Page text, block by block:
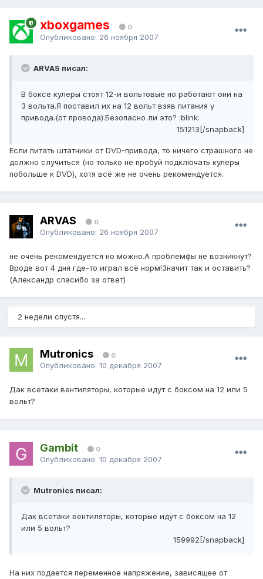
xboxgames 0
Опубликовано: 26 ноября 2007
ARVAS писал:
В боксе кулеры стоят 12-и вольтовые но работают они на
3 вольта.Я поставил их на 12 вольт взяв питания у
привода.(от провода).Безопасно ли это? :blink:
151213[/snapback]
Если питать штатники от DVD-привода, то ничего страшного не
должно случиться (но только не пробуй подключать кулеры
побольше к DVD), хотя всё же не очень рекомендуется.
ARVAS 0
Опубликовано: 26 ноября 2007
не очень рекомендуется но можно.А проблемфы не возникнут?
Вроде вот 4 дня где-то играл всё норм!Значит так и оставить?
(Александр спасибо за ответ)
2 недели спустя...
Mutronics 0
Опубликовано: 10 декабря 2007
Дак всетаки вентиляторы, которые идут с боксом на 12 или 5
вольт?
Gambit 0
Опубликовано: 10 декабря 2007
Mutronics писал:
Дак всетаки вентиляторы, которые идут с боксом на 12
или 5 вольт?
159992[/snapback]
На них подается переменное напряжение, зависящее от